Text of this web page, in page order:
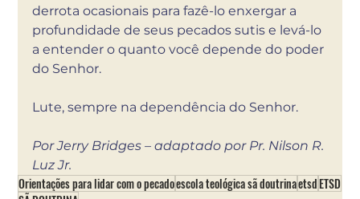
derrota ocasionais para fazê-lo enxergar a
profundidade de seus pecados sutis e levá-lo
a entender o quanto você depende do poder
do Senhor.
Lute, sempre na dependência do Senhor.
Por Jerry Bridges – adaptado por Pr. Nilson R.
Luz Jr.
Orientações para lidar com o pecadoescola teológica sã doutrinaetsdETSD